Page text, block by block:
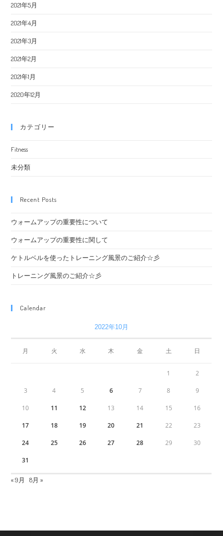
2021年5月
2021年4月
2021年3月
2021年2月
2021年1月
2020年12月
カテゴリー
Fitness
未分類
Recent Posts
ウォームアップの重要性について
ウォームアップの重要性に関して
ケトルベルを使ったトレーニング風景のご紹介☆彡
トレーニング風景のご紹介☆彡
Calendar
2022年10月
月 火 水 木 金 土 日
1 2
3 4 5 6 7 8 9
10 11 12 13 14 15 16
17 18 19 20 21 22 23
24 25 26 27 28 29 30
31
« 9月 8月 »